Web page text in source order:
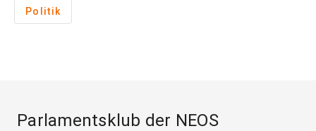
Politik
Parlamentsklub der NEOS